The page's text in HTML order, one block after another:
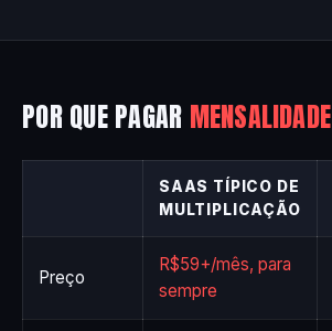
POR QUE PAGAR MENSALIDADE
SAAS TÍPICO DE
MULTIPLICAÇÃO
Preço
R$59+/mês, para
sempre